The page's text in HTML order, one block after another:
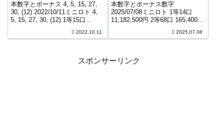
本数字とボーナス 4, 5, 15, 27,
30, (12) 2022/10/11ミニロト 4,
5, 15, 27, 30, (12) 1等15口
3等1,739口 11,200円 ...2022.10.11
本数字とボーナス数字
2025/07/08ミニロト 1等14口
11,182,500円 2等68口 165,400円
口 1,000円 ＊抽せんの結果は最
2025.07.08
スポンサーリンク